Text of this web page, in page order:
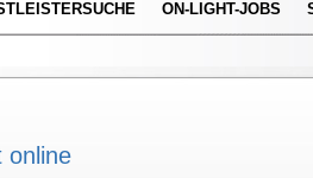
ON-LIGHT-JOBS
online